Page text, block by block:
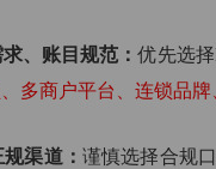
、账目规范：优先选
多商户平台、连锁品
渠道： 谨慎选择合规